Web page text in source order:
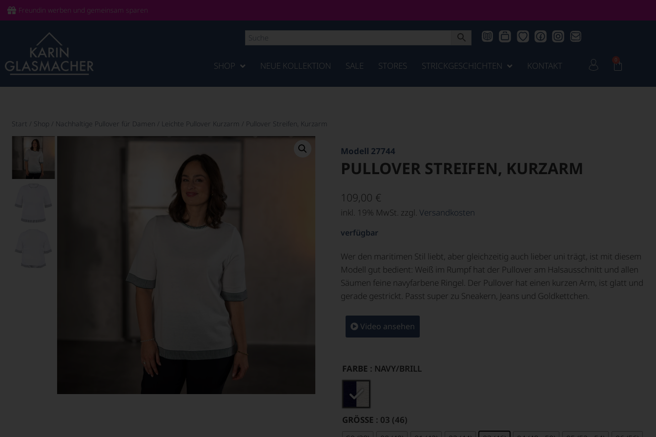
Freundin werben und gemeinsam sparen
SHOP NEUE KOLLEKTION SALE STORES STRICKGESCHICHTEN KONTAKT
0
Start / Shop / Nachhaltige Pullover für Damen / Leichte Pullover Kurzarm / Pullover Streifen, Kurzarm
Modell 27744
PULLOVER STREIFEN, KURZARM
109,00 €
inkl. 19% MwSt. zzgl. Versandkosten
verfügbar
Wer den maritimen Stil liebt, aber gleichzeitig auch lieber uni trägt, ist mit diesem
Modell gut bedient: Weiß im Rumpf hat der Pullover am Halsausschnitt und allen
Säumen feine navyfarbene Ringel. Der Pullover hat einen kurzen Arm, ist glatt und
gerade gestrickt. Passt super zu Sneakern, Jeans und Goldkettchen.
Video ansehen
FARBE : NAVY/BRILL
GRÖSSE : 03 (46)